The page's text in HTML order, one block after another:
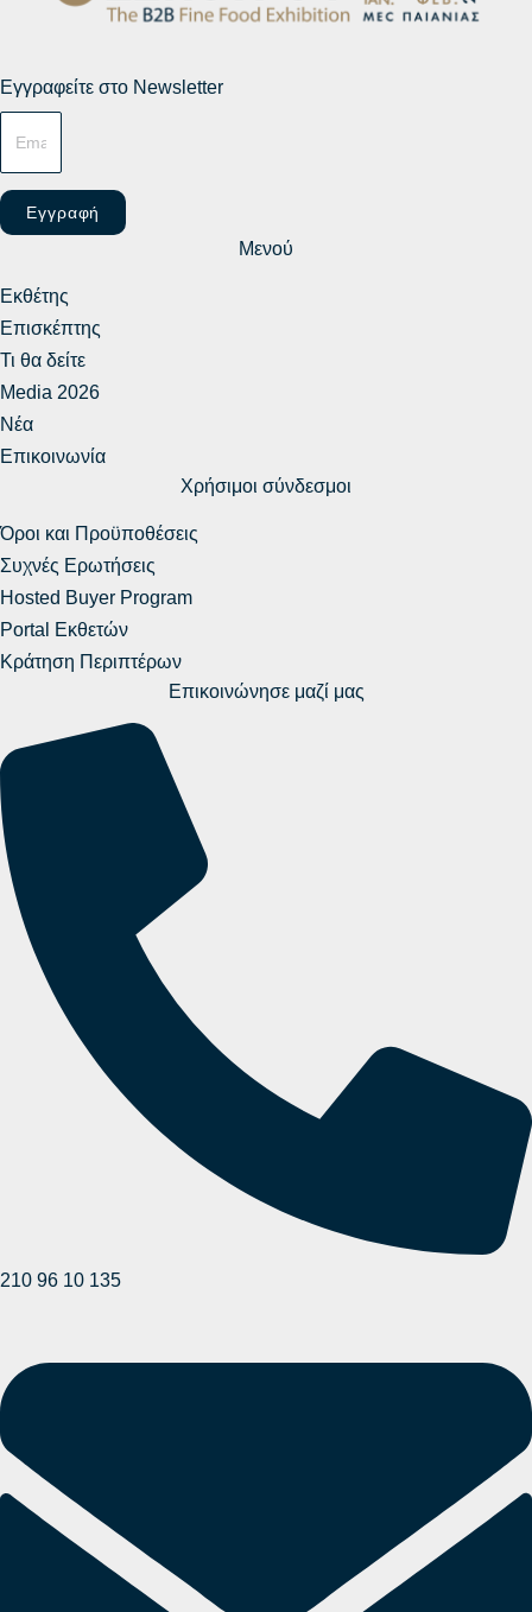
Εγγραφείτε στο Newsletter
Εγγραφή
Μενού
Εκθέτης
Επισκέπτης
Τι θα δείτε
Media 2026
Νέα
Επικοινωνία
Χρήσιμοι σύνδεσμοι
Όροι και Προϋποθέσεις
Συχνές Ερωτήσεις
Hosted Buyer Program
Portal Εκθετών
Κράτηση Περιπτέρων
Επικοινώνησε μαζί μας
210 96 10 135